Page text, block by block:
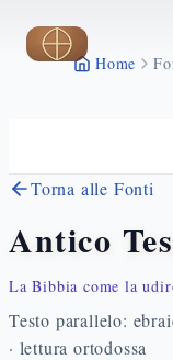
Vai al contenuto
Home
Torna alle Fonti
Antico
La Bibbia come la
Testo parallelo:
· lettura ortodossa